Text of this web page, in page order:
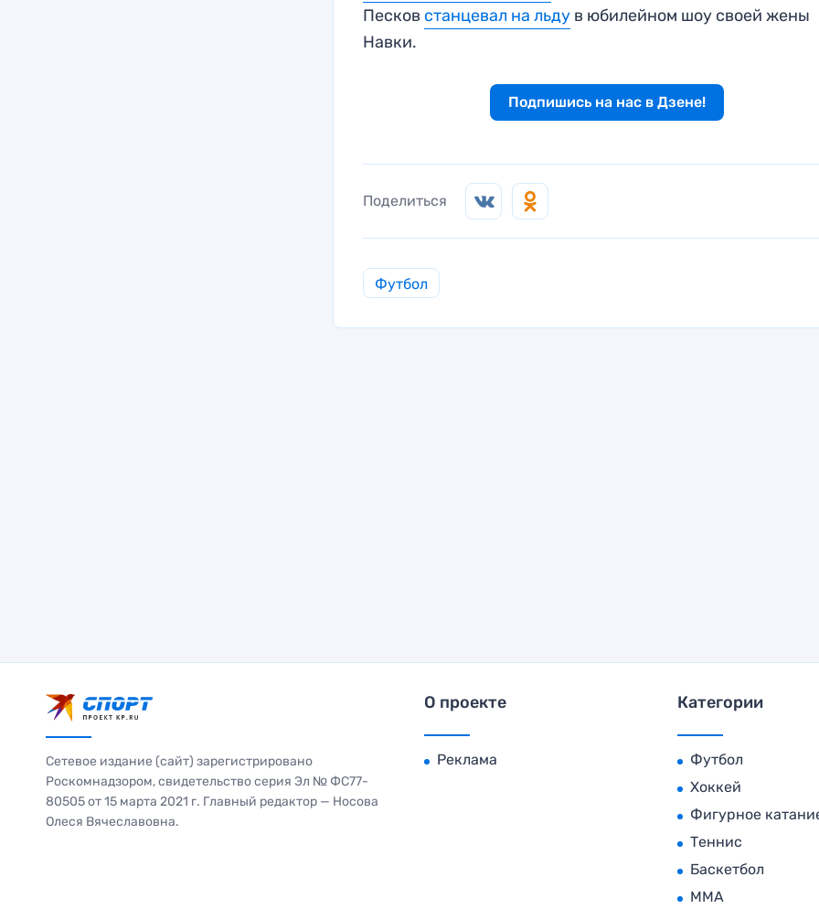
Песков станцевал на льду в юбилейном шоу своей жены
Навки.
Подпишись на нас в Дзене!
Поделиться
Футбол
Сетевое издание (сайт) зарегистрировано
Роскомнадзором, свидетельство серия Эл № ФС77-
80505 от 15 марта 2021 г. Главный редактор — Носова
Олеся Вячеславовна.
О проекте
Реклама
Категории
Футбол
Хоккей
Фигурное
Теннис
Баскетбол
MMA